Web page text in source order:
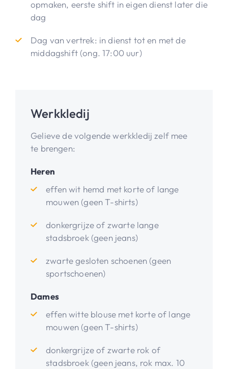
opmaken, eerste shift in eigen dienst later die
dag
Dag van vertrek: in dienst tot en met de
middagshift (ong. 17:00 uur)
Werkkledij
Gelieve de volgende werkkledij zelf mee
te brengen:
Heren
effen wit hemd met korte of lange
mouwen (geen T-shirts)
donkergrijze of zwarte lange
stadsbroek (geen jeans)
zwarte gesloten schoenen (geen
sportschoenen)
Dames
effen witte blouse met korte of lange
mouwen (geen T-shirts)
donkergrijze of zwarte rok of
stadsbroek (geen jeans, rok max. 10